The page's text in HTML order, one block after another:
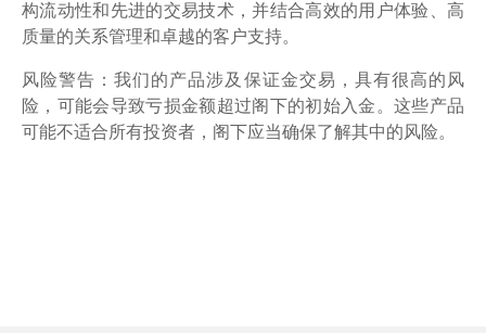
构流动性和先进的交易技术，并结合高效的用户体验、高
质量的关系管理和卓越的客户支持。
风险警告：我们的产品涉及保证金交易，具有很高的风
险，可能会导致亏损金额超过阁下的初始入金。这些产品
可能不适合所有投资者，阁下应当确保了解其中的风险。